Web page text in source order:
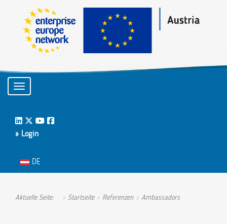
Toggle navigation
LinkedIn
Twitter
Youtube
Facebook
» Login
Sprache auswählen
DE
Aktuelle Seite: Startseite Referenzen Ambassadors